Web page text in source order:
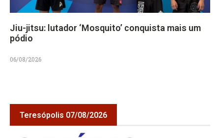
Jiu-jitsu: lutador ‘Mosquito’ conquista mais um
pódio
06/08/2026
Teresópolis 07/08/2026